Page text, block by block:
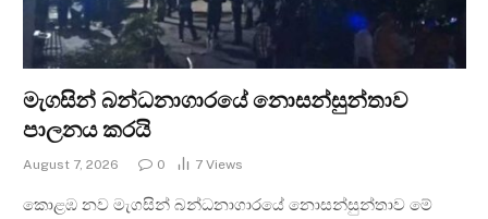
මැගසින් බන්ධනාගාරයේ නොසන්සුන්තාව
පාලනය කරයි
August 7, 2026 0 7 Views
කොළඹ නව මැගසින් බන්ධනාගාරයේ නොසන්සුන්තාව මේ